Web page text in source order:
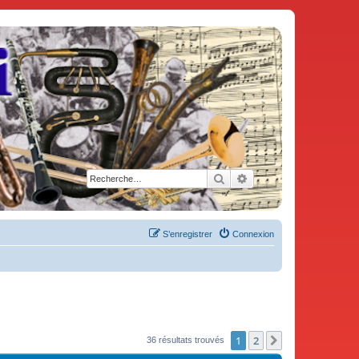
Rechercher
Recherche avancée
Connexion
S’enregistrer
36 résultats trouvés 1 2